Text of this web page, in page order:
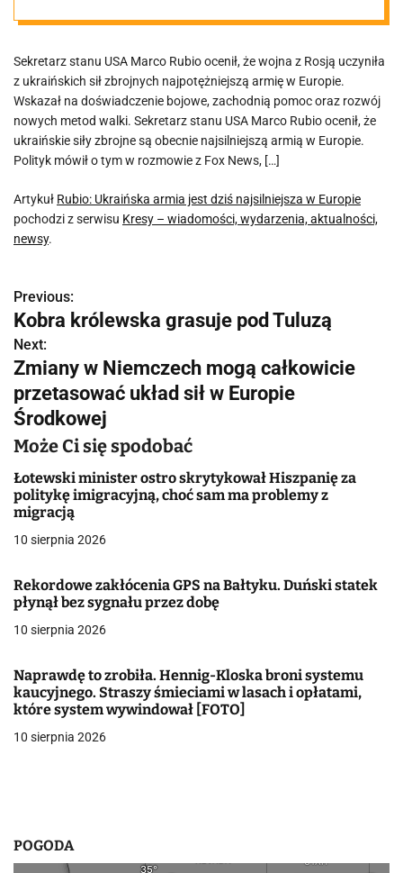
Europie
Sekretarz stanu USA Marco Rubio ocenił, że wojna z Rosją uczyniła
z ukraińskich sił zbrojnych najpotężniejszą armię w Europie.
Wskazał na doświadczenie bojowe, zachodnią pomoc oraz rozwój
nowych metod walki. Sekretarz stanu USA Marco Rubio ocenił, że
ukraińskie siły zbrojne są obecnie najsilniejszą armią w Europie.
Polityk mówił o tym w rozmowie z Fox News, […]
Artykuł Rubio: Ukraińska armia jest dziś najsilniejsza w Europie
pochodzi z serwisu Kresy – wiadomości, wydarzenia, aktualności,
newsy.
N
a
w
i
g
a
c
j
a
w
i
s
u
Previous:
Kobra królewska grasuje pod Tuluzą
Next:
Zmiany w Niemczech mogą całkowicie
przetasować układ sił w Europie
Środkowej
Może Ci się spodobać
Łotewski minister ostro skrytykował Hiszpanię za
politykę imigracyjną, choć sam ma problemy z
migracją
10 sierpnia 2026
Rekordowe zakłócenia GPS na Bałtyku. Duński statek
płynął bez sygnału przez dobę
10 sierpnia 2026
Naprawdę to zrobiła. Hennig-Kloska broni systemu
kaucyjnego. Straszy śmieciami w lasach i opłatami,
które system wywindował [FOTO]
10 sierpnia 2026
POGODA